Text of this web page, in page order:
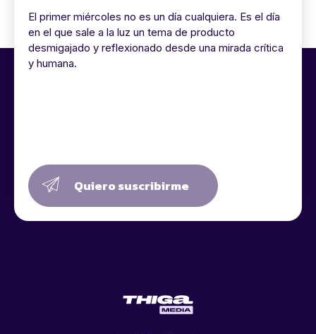
El primer miércoles no es un día cualquiera. Es el día
en el que sale a la luz un tema de producto
desmigajado y reflexionado desde una mirada crítica
y humana.
Quiero suscribirme